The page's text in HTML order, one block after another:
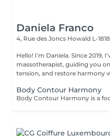
Daniela Franco
4, Rue des Joncs Howald L-1818
Hello! I'm Daniela. Since 2019, I've been a dedicated
massotherapist, guiding you
tension, and restore harmony
Body Contour Harmony